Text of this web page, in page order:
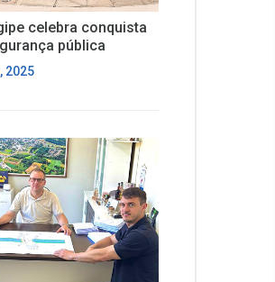
celebra conquista
pública
2025